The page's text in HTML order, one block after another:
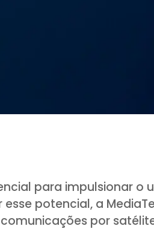
para impulsionar o
potencial, a
por